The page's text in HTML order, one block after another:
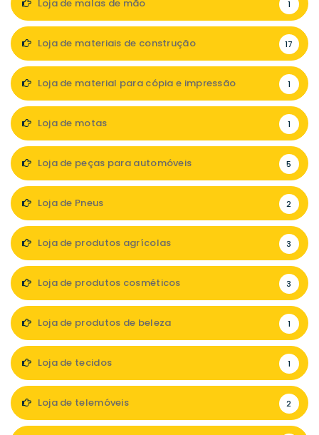
Loja de malas de mão 1
Loja de materiais de construção 17
Loja de material para cópia e impressão 1
Loja de motas 1
Loja de peças para automóveis 5
Loja de Pneus 2
Loja de produtos agrícolas 3
Loja de produtos cosméticos 3
Loja de produtos de beleza 1
Loja de tecidos 1
Loja de telemóveis 2